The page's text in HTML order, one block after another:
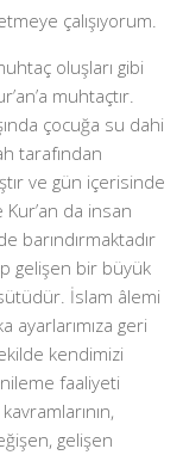
çalışıyorum.
oluşları gibi
muhtaçtır.
çocuğa su dahi
tarafından
ve gün içerisinde
da insan
barındırmaktadır
gelişen bir büyük
İslam âlemi
ayarlarımıza geri
kendimizi
faaliyeti
gelişen